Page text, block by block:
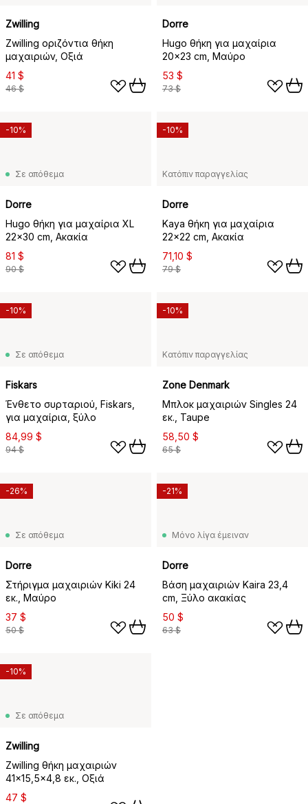
Zwilling
Zwilling οριζόντια θήκη
μαχαιριών, Οξιά
41 $
46 $
Dorre
Hugo θήκη για μαχαίρια
20x23 cm, Μαύρο
53 $
73 $
Σε απόθεμα
Dorre
Hugo θήκη για μαχαίρια XL
22x30 cm, Ακακία
81 $
90 $
-10%
Κατόπιν παραγγελίας
Dorre
Kaya θήκη για μαχαίρια
22x22 cm, Ακακία
71,10 $
79 $
-10%
Σε απόθεμα
Fiskars
Ένθετο συρταριού, Fiskars,
για μαχαίρια, ξύλο
84,99 $
94 $
-10%
Κατόπιν παραγγελίας
Zone Denmark
Μπλοκ μαχαιριών Singles 24
εκ., Taupe
58,50 $
65 $
-10%
Σε απόθεμα
Dorre
Στήριγμα μαχαιριών Kiki 24
εκ., Μαύρο
37 $
50 $
-26%
Μόνο λίγα έμειναν
Dorre
Βάση μαχαιριών Kaira 23,4
cm, Ξύλο ακακίας
50 $
63 $
-21%
Σε απόθεμα
Zwilling
Zwilling θήκη μαχαιριών
41x15,5x4,8 εκ., Οξιά
47 $
-10%